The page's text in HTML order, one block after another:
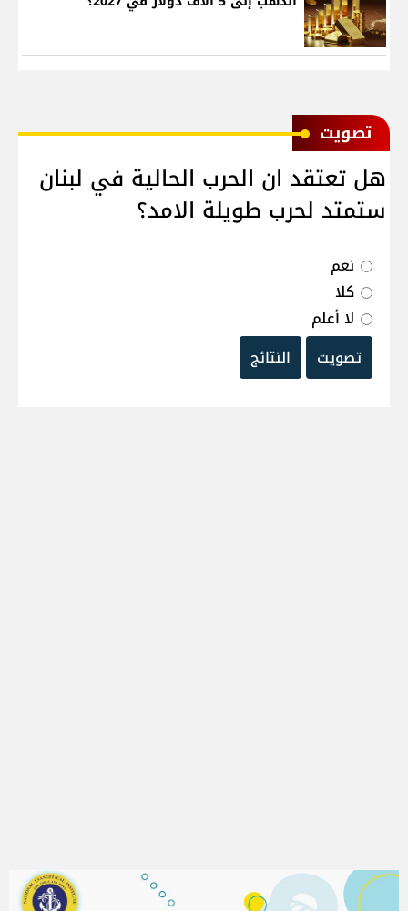
ﺗﺼﻮﻳﺖ
هل تعتقد ان الحرب الحالية في لبنان
ستمتد لحرب طويلة الامد؟
نعم
كلا
لا أعلم
تصويت
النتائج